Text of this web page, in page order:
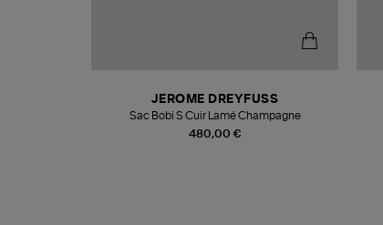
480,00 €
JEROME DREYFUSS
Sac Bobi S Cuir Lamé Champagne